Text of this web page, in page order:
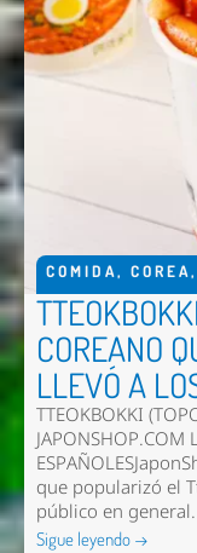
COMIDA, COREA,
COREANO
LLEVÓ A
TTEOKBOKKI
JAPONSHOP.COM
que popularizó el
público en
Sigue leyendo →